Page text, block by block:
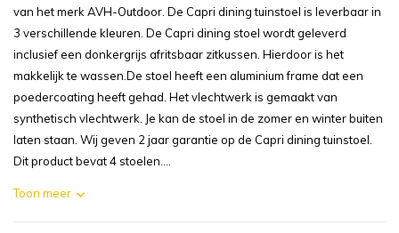
van het merk AVH-Outdoor. De Capri dining tuinstoel is leverbaar in
3 verschillende kleuren. De Capri dining stoel wordt geleverd
inclusief een donkergrijs afritsbaar zitkussen. Hierdoor is het
makkelijk te wassen.De stoel heeft een aluminium frame dat een
poedercoating heeft gehad. Het vlechtwerk is gemaakt van
synthetisch vlechtwerk. Je kan de stoel in de zomer en winter buiten
laten staan. Wij geven 2 jaar garantie op de Capri dining tuinstoel.
Dit product bevat 4 stoelen....
Toon meer